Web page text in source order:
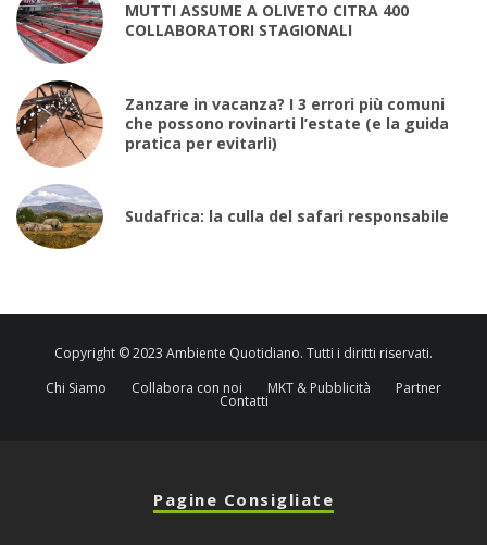
MUTTI ASSUME A OLIVETO CITRA 400
COLLABORATORI STAGIONALI
Zanzare in vacanza? I 3 errori più comuni
che possono rovinarti l’estate (e la guida
pratica per evitarli)
Sudafrica: la culla del safari responsabile
Copyright © 2023 Ambiente Quotidiano. Tutti i diritti riservati.
Chi Siamo
Collabora con noi MKT & Pubblicità Partner
Contatti
Pagine Consigliate